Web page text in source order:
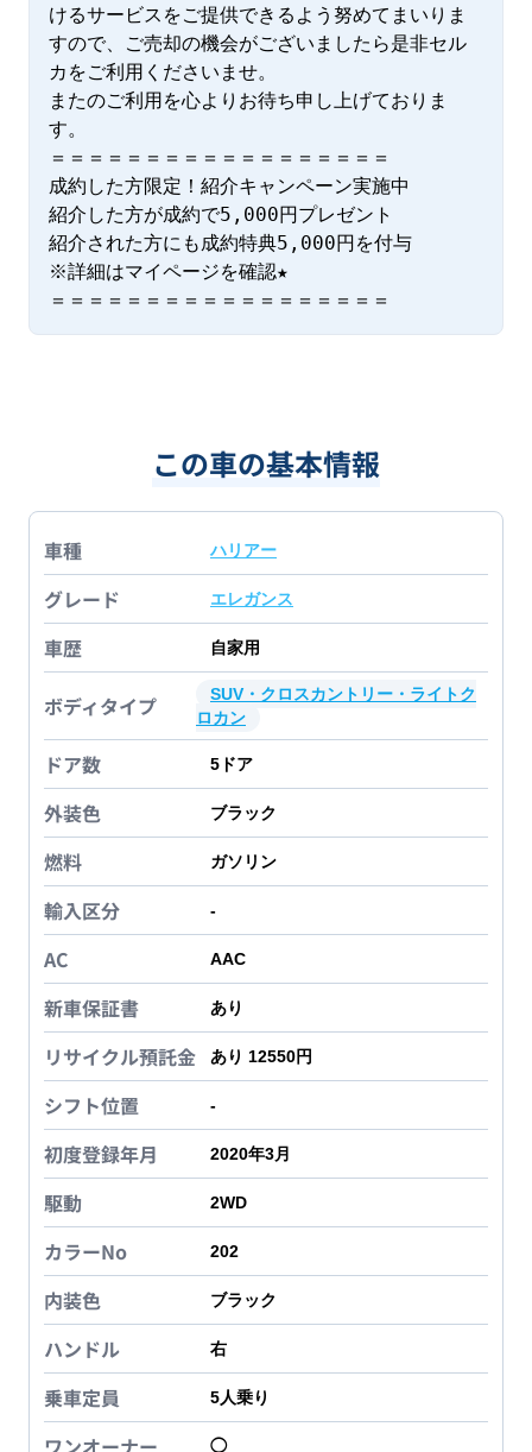
けるサービスをご提供できるよう努めてまいりま
すので、ご売却の機会がございましたら是非セル
カをご利用くださいませ。
またのご利用を心よりお待ち申し上げておりま
す。
＝＝＝＝＝＝＝＝＝＝＝＝＝＝＝＝＝＝
成約した方限定！紹介キャンペーン実施中
紹介した方が成約で5,000円プレゼント
紹介された方にも成約特典5,000円を付与
※詳細はマイページを確認★
＝＝＝＝＝＝＝＝＝＝＝＝＝＝＝＝＝＝
この車の基本情報
車種 ハリアー
グレード エレガンス
車歴 自家用
ボディタイプ
SUV・クロスカントリー・ライトク
ロカン
ドア数 5 ドア
外装色 ブラック
燃料 ガソリン
輸入区分 -
AC AAC
新車保証書 あり
リサイクル預託金 あり 12550円
シフト位置 -
初度登録年月 2020年3月
駆動 2WD
カラーNo 202
内装色 ブラック
ハンドル 右
乗車定員 5人乗り
◯